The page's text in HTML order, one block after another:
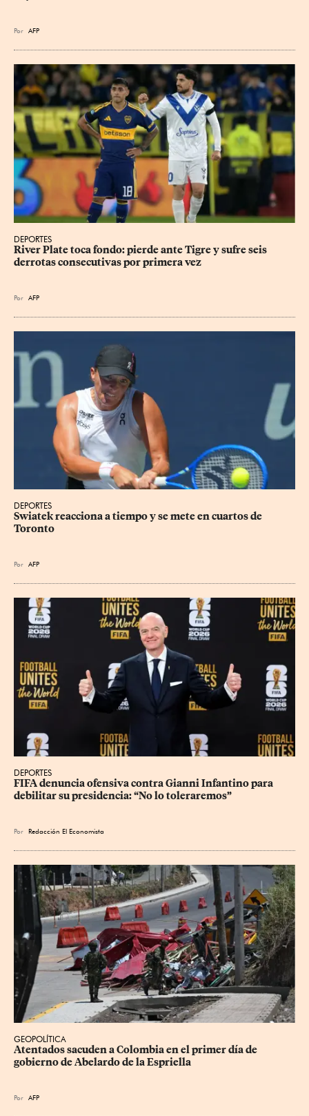
Por AFP
DEPORTES
River Plate toca fondo: pierde ante Tigre y sufre seis
derrotas consecutivas por primera vez
Por AFP
DEPORTES
Swiatek reacciona a tiempo y se mete en cuartos de
Toronto
Por AFP
DEPORTES
FIFA denuncia ofensiva contra Gianni Infantino para
debilitar su presidencia: “No lo toleraremos”
Por Redacción El Economista
GEOPOLÍTICA
Atentados sacuden a Colombia en el primer día de
gobierno de Abelardo de la Espriella
Por AFP